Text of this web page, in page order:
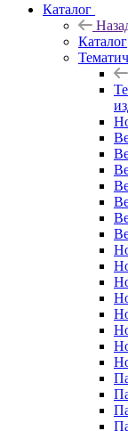
Каталог
Каталог